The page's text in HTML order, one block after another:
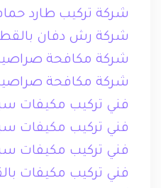
شركة تركيب طارد حمام
شركة رش دفان
شركة مكافحة صراصير
شركة مكافحة صراصير
فني تركيب مكيفات
فني تركيب مكيفات
فني تركيب مكيفات
فني تركيب مكيفات